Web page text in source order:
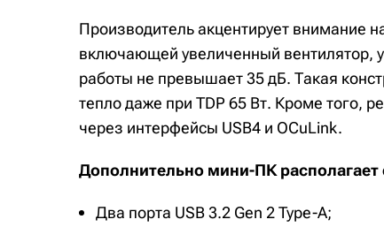
Производитель акцентирует внимание
включающей увеличенный вентилятор,
работы не превышает 35 дБ. Такая
тепло даже при TDP 65 Вт. Кроме того,
через интерфейсы USB4 и OCuLink.
Дополнительно мини-ПК
Два порта USB 3.2 Gen 2 Type-A;